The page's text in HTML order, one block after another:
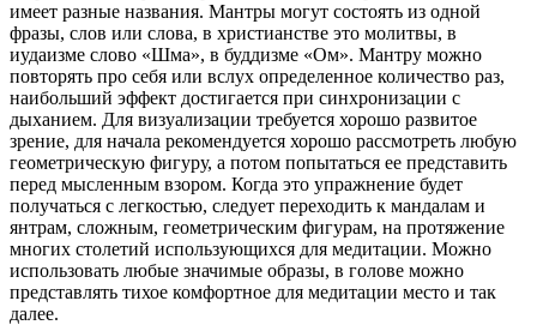
имеет разные названия. Мантры могут состоять из одной
фразы, слов или слова, в христианстве это молитвы, в
иудаизме слово «Шма», в буддизме «Ом». Мантру можно
повторять про себя или вслух определенное количество раз,
наибольший эффект достигается при синхронизации с
дыханием. Для визуализации требуется хорошо развитое
зрение, для начала рекомендуется хорошо рассмотреть любую
геометрическую фигуру, а потом попытаться ее представить
перед мысленным взором. Когда это упражнение будет
получаться с легкостью, следует переходить к мандалам и
янтрам, сложным, геометрическим фигурам, на протяжение
многих столетий использующихся для медитации. Можно
использовать любые значимые образы, в голове можно
представлять тихое комфортное для медитации место и так
далее.